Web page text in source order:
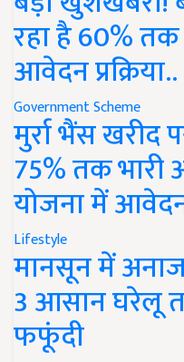
रहा है 60%
आवेदन प्रक्रिया..
Government Scheme
मुर्रा भैंस खरीद
75% तक
योजना में
Lifestyle
मानसून में
3 आसान घरेलू
फफूंदी